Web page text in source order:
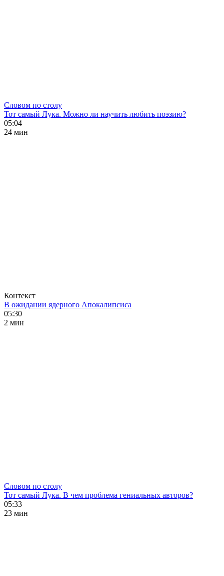
Словом по столу
Тот самый Лука. Можно ли научить любить поэзию?
05:04
24 мин
Контекст
В ожидании ядерного Апокалипсиса
05:30
2 мин
Словом по столу
Тот самый Лука. В чем проблема гениальных авторов?
05:33
23 мин